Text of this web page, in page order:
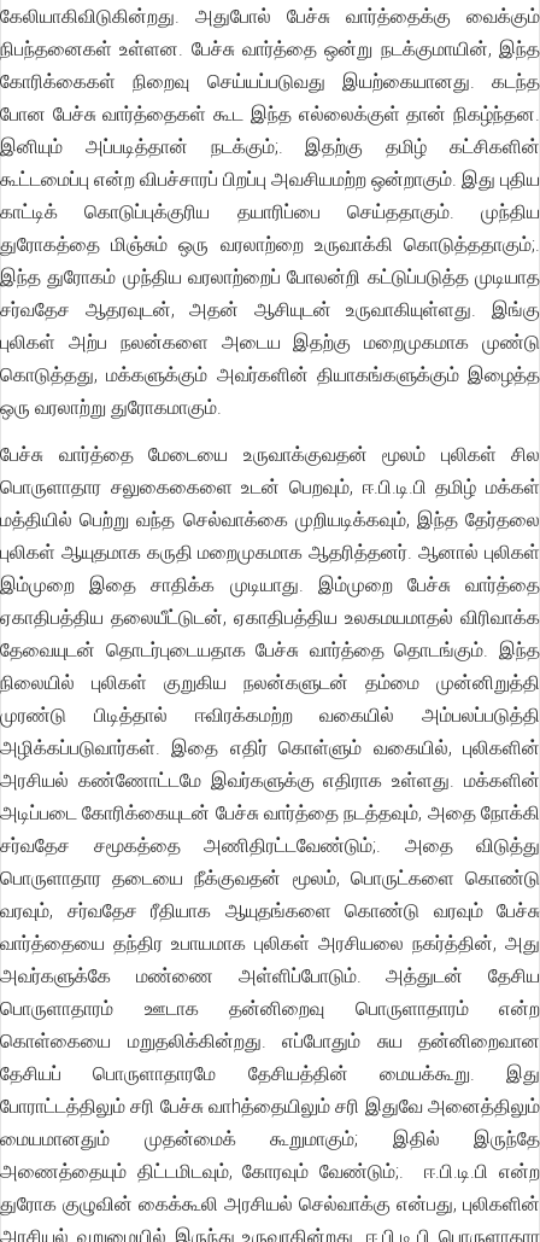
கேலியாகிவிடுகின்றது. அதுபோல் பேச்சு வார்த்தைக்கு வைக்கும்
நிபந்தனைகள் உள்ளன. பேச்சு வார்த்தை ஒன்று நடக்குமாயின், இந்த
கோரிக்கைகள் நிறைவு செய்யப்படுவது இயற்கையானது. கடந்த
போன பேச்சு வார்த்தைகள் கூட இந்த எல்லைக்குள் தான் நிகழ்ந்தன.
இனியும் அப்படித்தான் நடக்கும்;. இதற்கு தமிழ் கட்சிகளின்
கூட்டமைப்பு என்ற விபச்சாரப் பிறப்பு அவசியமற்ற ஒன்றாகும். இது புதிய
காட்டிக் கொடுப்புக்குரிய தயாரிப்பை செய்ததாகும். முந்திய
துரோகத்தை மிஞ்சும் ஒரு வரலாற்றை உருவாக்கி கொடுத்ததாகும்;.
இந்த துரோகம் முந்திய வரலாற்றைப் போலன்றி கட்டுப்படுத்த முடியாத
சர்வதேச ஆதரவுடன், அதன் ஆசியுடன் உருவாகியுள்ளது. இங்கு
புலிகள் அற்ப நலன்களை அடைய இதற்கு மறைமுகமாக முண்டு
கொடுத்தது, மக்களுக்கும் அவர்களின் தியாகங்களுக்கும் இழைத்த
ஒரு வரலாற்று துரோகமாகும்.
பேச்சு வார்த்தை மேடையை உருவாக்குவதன் மூலம் புலிகள் சில
பொருளாதார சலுகைகைளை உடன் பெறவும், ஈ.பி.டி.பி தமிழ் மக்கள்
மத்தியில் பெற்று வந்த செல்வாக்கை முறியடிக்கவும், இந்த தேர்தலை
புலிகள் ஆயுதமாக கருதி மறைமுகமாக ஆதரித்தனர். ஆனால் புலிகள்
இம்முறை இதை சாதிக்க முடியாது. இம்முறை பேச்சு வார்த்தை
ஏகாதிபத்திய தலையீட்டுடன், ஏகாதிபத்திய உலகமயமாதல் விரிவாக்க
தேவையுடன் தொடர்புடையதாக பேச்சு வார்த்தை தொடங்கும். இந்த
நிலையில் புலிகள் குறுகிய நலன்களுடன் தம்மை முன்னிறுத்தி
முரண்டு பிடித்தால் ஈவிரக்கமற்ற வகையில் அம்பலப்படுத்தி
அழிக்கப்படுவார்கள். இதை எதிர் கொள்ளும் வகையில், புலிகளின்
அரசியல் கண்ணோட்டமே இவர்களுக்கு எதிராக உள்ளது. மக்களின்
அடிப்படை கோரிக்கையுடன் பேச்சு வார்த்தை நடத்தவும், அதை நோக்கி
சர்வதேச சமூகத்தை அணிதிரட்டவேண்டும்;. அதை விடுத்து
பொருளாதார தடையை நீக்குவதன் மூலம், பொருட்களை கொண்டு
வரவும், சர்வதேச ரீதியாக ஆயுதங்களை கொண்டு வரவும் பேச்சு
வார்த்தையை தந்திர உபாயமாக புலிகள் அரசியலை நகர்த்தின், அது
அவர்களுக்கே மண்ணை அள்ளிப்போடும். அத்துடன் தேசிய
பொருளாதாரம் ஊடாக தன்னிறைவு பொருளாதாரம் என்ற
கொள்கையை மறுதலிக்கின்றது. எப்போதும் சுய தன்னிறைவான
தேசியப் பொருளாதாரமே தேசியத்தின் மையக்கூறு. இது
போராட்டத்திலும் சரி பேச்சு வாhத்தையிலும் சரி இதுவே அனைத்திலும்
மையமானதும் முதன்மைக் கூறுமாகும்; இதில் இருந்தே
அணைத்தையும் திட்டமிடவும், கோரவும் வேண்டும்;. ஈ.பி.டி.பி என்ற
துரோக குழுவின் கைக்கூலி அரசியல் செல்வாக்கு என்பது, புலிகளின்
அரசியல் வறுமையில் இருந்து உருவாகின்றது. ஈ.பி.டி.பி பொருளாதார